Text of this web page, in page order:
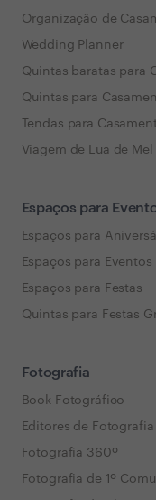
Organização de
Wedding Planner
Quintas baratas para
Quintas para
Tendas para
Viagem de Lua de Mel
Espaços para
Espaços para
Espaços para Eventos
Espaços para Festas
Quintas para Festas
Fotografia
Book Fotográfico
Editores de Fotografia
Fotografia 360º
Fotografia de 1º